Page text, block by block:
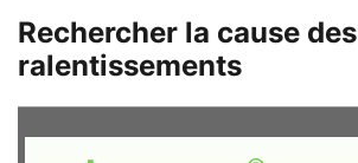
Rechercher la cause des
ralentissements